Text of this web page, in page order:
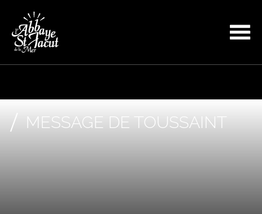
MESSAGE DE TOUSSAINT